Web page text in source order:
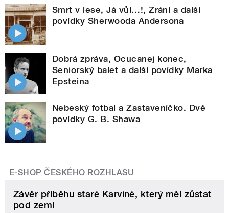
Smrt v lese, Já vůl…!, Zrání a další
povídky Sherwooda Andersona
Dobrá zpráva, Ocucanej konec,
Seniorský balet a další povídky Marka
Epsteina
Nebeský fotbal a Zastaveníčko. Dvě
povídky G. B. Shawa
E-SHOP ČESKÉHO ROZHLASU
Závěr příběhu staré Karviné, který měl zůstat
pod zemí